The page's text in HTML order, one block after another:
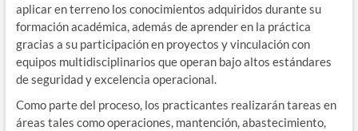
aplicar en terreno los conocimientos adquiridos durante su
formación académica, además de aprender en la práctica
gracias a su participación en proyectos y vinculación con
equipos multidisciplinarios que operan bajo altos estándares
de seguridad y excelencia operacional.
Como parte del proceso, los practicantes realizarán tareas en
áreas tales como operaciones, mantención, abastecimiento,